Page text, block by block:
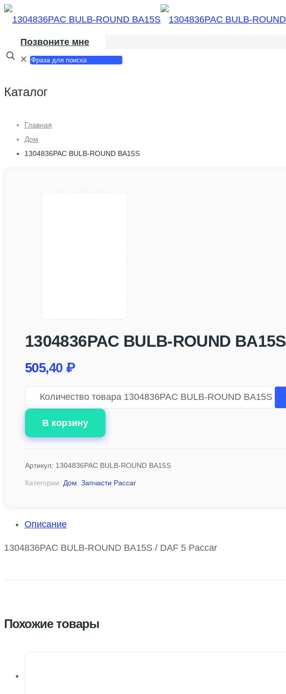
Позвоните мне
✕
Каталог
Главная
Дом
1304836PAC BULB-ROUND BA15S
1304836PAC BULB-ROUND BA15S
505,40 ₽
Количество товара 1304836PAC BULB-ROUND BA15S
В корзину
Артикул: 1304836PAC BULB-ROUND BA15S
Категории: Дом, Запчасти Paccar
Описание
1304836PAC BULB-ROUND BA15S / DAF 5 Paccar
Похожие товары